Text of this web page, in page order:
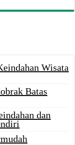
Wisata
Batas
dan